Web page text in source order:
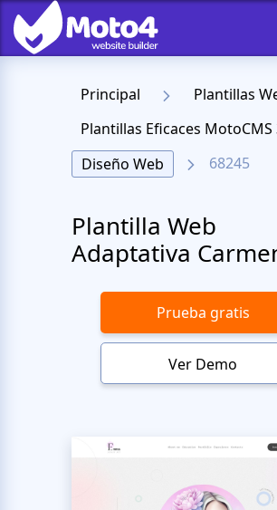
Principal
Plantillas
Plantillas Eficaces MotoCMS
Diseño Web
68245
Plantilla Web
Adaptativa
Prueba gratis
Ver Demo